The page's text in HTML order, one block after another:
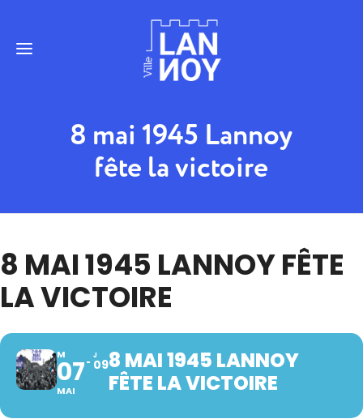
8 mai 1945 Lannoy
fête la victoire
8 MAI 1945 LANNOY FÊTE
LA VICTOIRE
M
07
MAI
J
098 MAI 1945 LANNOY
FÊTE LA VICTOIRE